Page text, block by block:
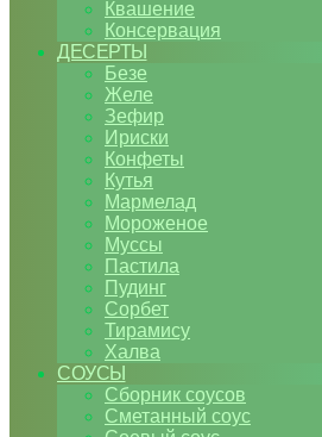
Квашение
Консервация
ДЕСЕРТЫ
Безе
Желе
Зефир
Ириски
Конфеты
Кутья
Мармелад
Мороженое
Муссы
Пастила
Пудинг
Сорбет
Тирамису
Халва
СОУСЫ
Сборник соусов
Сметанный соус